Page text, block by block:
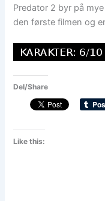
Predator 2 byr på
den første filmen og
Del/Share
Like this: